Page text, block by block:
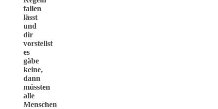
fallen
lässt
und
dir
vorstellst
es
gäbe
keine,
dann
müssten
alle
Menschen